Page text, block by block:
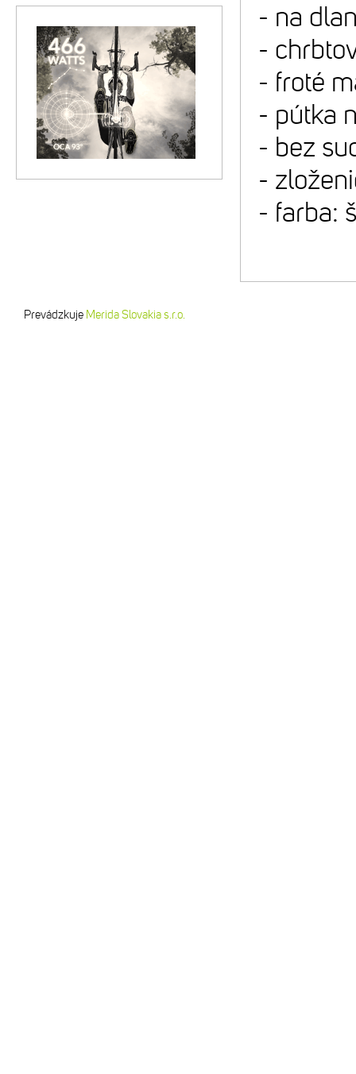
- na
-
- froté
- pútka
- bez
-
- farba:
Prevádzkuje Merida Slovakia s.r.o.